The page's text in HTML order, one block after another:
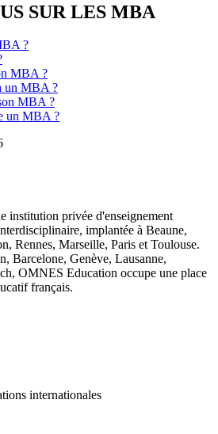
SUR LES MBA
?
MBA ?
un MBA ?
MBA ?
un MBA ?
institution privée d'enseignement
implantée à Beaune,
Rennes, Marseille, Paris et Toulouse.
Barcelone, Genève, Lausanne,
OMNES Education occupe une place
français.
internationales